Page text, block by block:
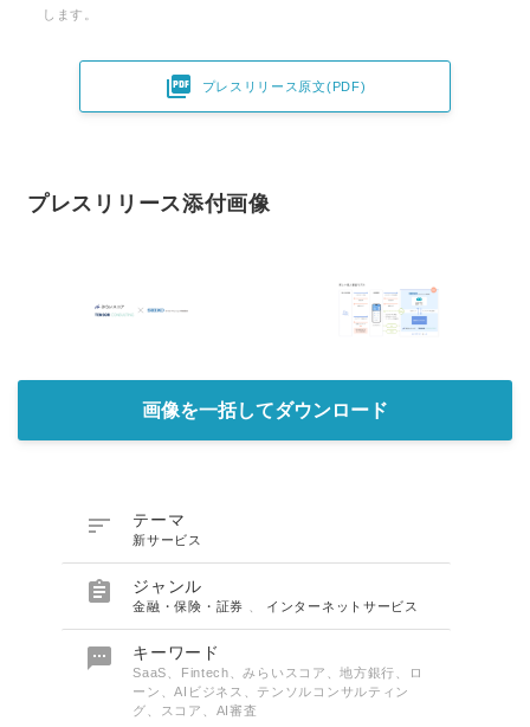
します。
 プレスリリース原文(PDF)
プレスリリース添付画像
画像を一括してダウンロード
 テーマ
新サービス
 ジャンル
金融・保険・証券 インターネットサービス
 キーワード
SaaS、Fintech、みらいスコア、地方銀行、ロ
ーン、AIビジネス、テンソルコンサルティン
グ、スコア、AI審査